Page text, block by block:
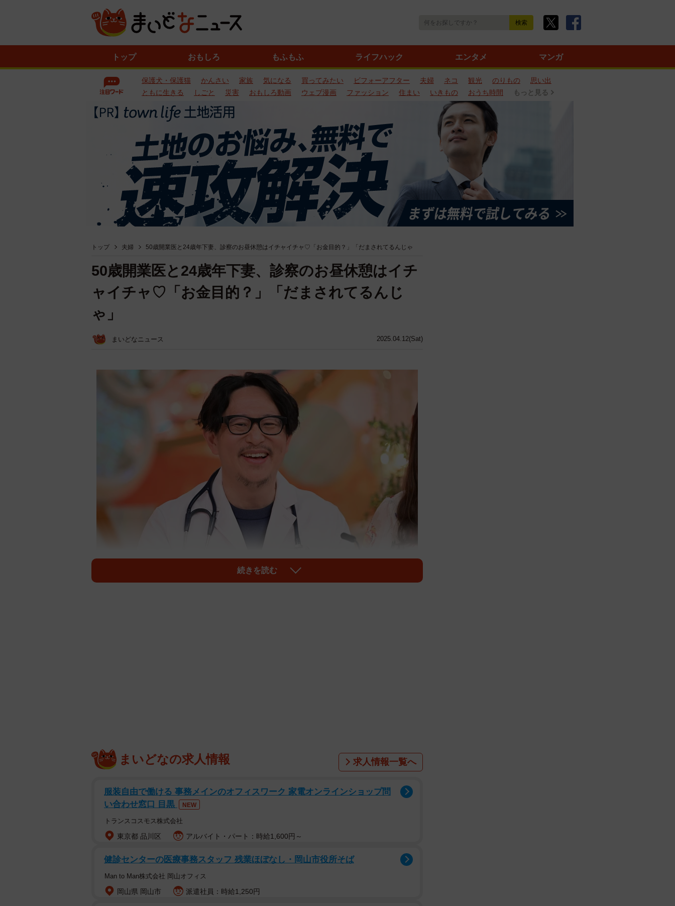
トップ おもしろ もふもふ ライフハック エンタメ マンガ
保護犬・保護猫 かんさい 家族 気になる 買ってみたい ビフォーアフター 夫婦 ネコ 観光 のりもの
思い出
ともに生きる
しごと 災害 おもしろ動画 ウェブ漫画 ファッション 住まい いきもの おうち時間 もっと見る
トップ 夫婦 50歳開業医と24歳年下妻、診察のお昼休憩はイチャイチャ♡「お金目的？」「だまされてるんじゃ
2025.04.12(Sat)
50歳開業医と24歳年下妻、診察のお昼休憩はイチ
ャイチャ♡「お金目的？」「だまされてるんじ
ゃ」
まいどなニュース
続きを読む
まいどなの求人情報 求人情報一覧へ
服装自由で働ける 事務メインのオフィスワーク 家電オンラインショップ問
い合わせ窓口 目黒
NEW
トランスコスモス株式会社
東京都 品川区 アルバイト・パート：時給1,600円～
健診センターの医療事務スタッフ 残業ほぼなし・岡山市役所そば
Man to Man株式会社 岡山オフィス
岡山県 岡山市 派遣社員：時給1,250円